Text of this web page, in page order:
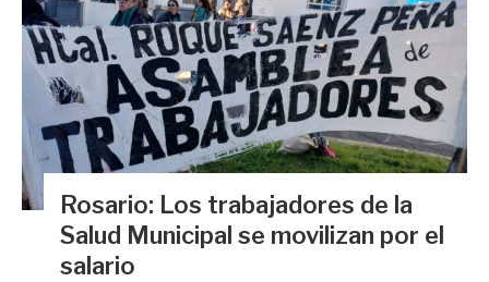
Rosario: Los trabajadores de la
Salud Municipal se movilizan por el
salario